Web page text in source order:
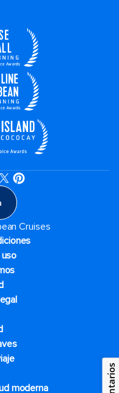
Cruises
moderna